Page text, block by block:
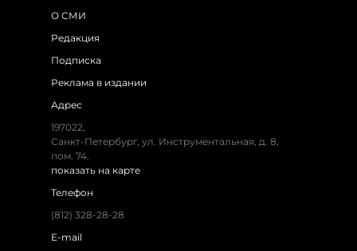
О СМИ
Редакция
Подписка
Реклама в издании
Адрес
197022,
Санкт-Петербург, ул. Инструментальная, д. 8,
пом. 74.
показать на карте
Телефон
(812) 328-28-28
E-mail